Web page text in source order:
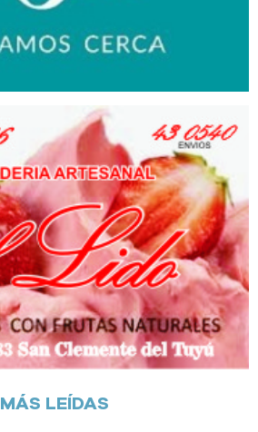
MÁS LEÍDAS